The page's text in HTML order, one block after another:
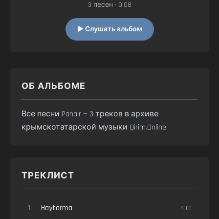
3 песен • 9:08
▶ Слушать альбом
ОБ АЛЬБОМЕ
Все песни Panair — 3 треков в архиве
крымскотатарской музыки Qirim.Online.
ТРЕКЛИСТ
1 Haytarma 4:01